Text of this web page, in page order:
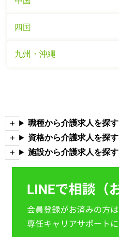
四国
九州・沖縄
職種から介護求人を探す
資格から介護求人を探す
施設から介護求人を探す